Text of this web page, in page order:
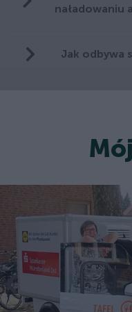
naładowaniu
Jak odbywa